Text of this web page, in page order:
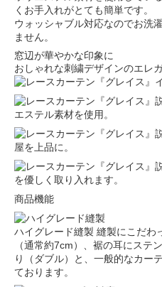
くお手入れがとても簡単です。
ウォッシャブル対応なのでお洗
ません。
窓辺が華やかな印象に
おしゃれな刺繍デザインのエレ
エステル素材を使用。
屋を上品に。
を優しく取り入れます。
商品機能
ハイグレード縫製 縫製にこだわ
（通常約7cm）、裾の耳にステ
り（ダブル）と、一般的なカー
ております。